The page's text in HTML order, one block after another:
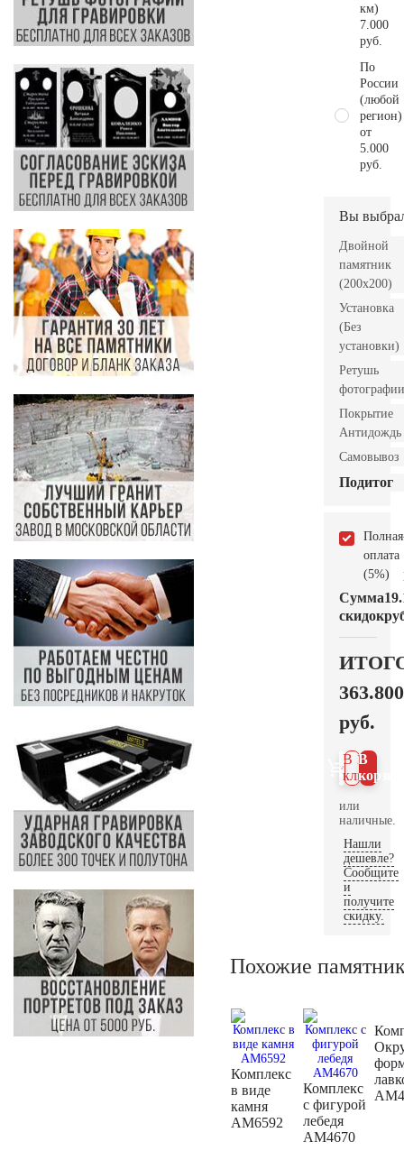
км)
7.000
руб.
По
России
(любой
регион)
от
5.000
руб.
Вы
Двойной
памятник
(200x200)
Установка
(Без
установки)
Ретушь
фотографии
Покрытие
Антидождь
Самовывоз
Подитог
Полная
оплата
(5%)
Сумма
скидок
363.800
руб.
В
В 1
клик
или
наличные.
Нашли
дешевле?
Сообщите
и
получите
скидку.
Похожие
Комплекс
в виде
камня
AM6592
Комплекс
с фигурой
лебедя
AM4670